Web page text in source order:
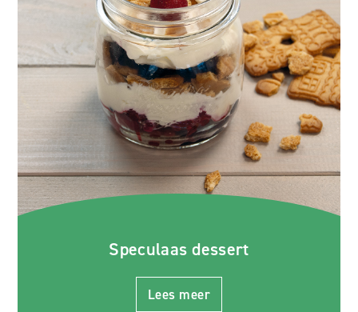
Speculaas dessert
Lees meer